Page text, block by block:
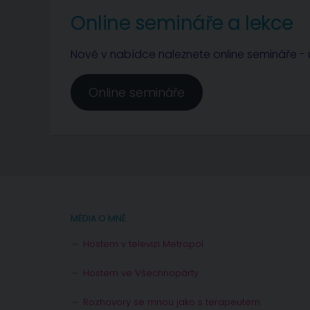
Online semináře a lekce
Nově v nabídce naleznete online semináře -
Online semináře
MÉDIA O MNĚ
Hostem v televizi Metropol
Hostem ve Všechnopárty
Rozhovory se mnou jako s terapeutem